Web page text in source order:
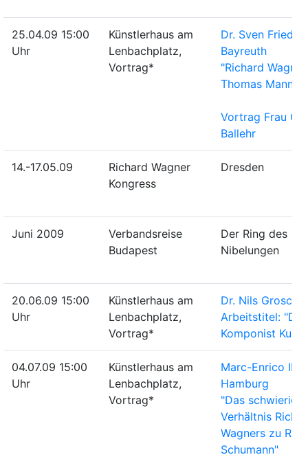
25.04.09 15:00
Uhr
Künstlerhaus am
Lenbachplatz,
Vortrag*
Dr. Sven
Bayreuth
"Richard
Thomas Mann"
Vortrag Frau
Ballehr
14.-17.05.09
Richard Wagner
Kongress
Dresden
Juni 2009
Verbandsreise
Budapest
Der Ring des
Nibelungen
20.06.09 15:00
Uhr
Künstlerhaus am
Lenbachplatz,
Vortrag*
Dr. Nils Grosch,
Arbeitstitel: "Der
Komponist Kurt
04.07.09 15:00
Uhr
Künstlerhaus am
Lenbachplatz,
Vortrag*
Marc-Enrico
Hamburg
"Das schwierige
Verhältnis
Wagners zu
Schumann"